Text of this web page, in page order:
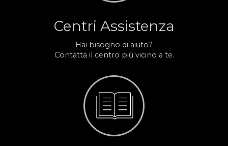
Centri Assistenza
Hai bisogno di aiuto?
Contatta il centro più vicino a te.